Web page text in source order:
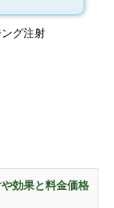
グ注射
効果と料金価格